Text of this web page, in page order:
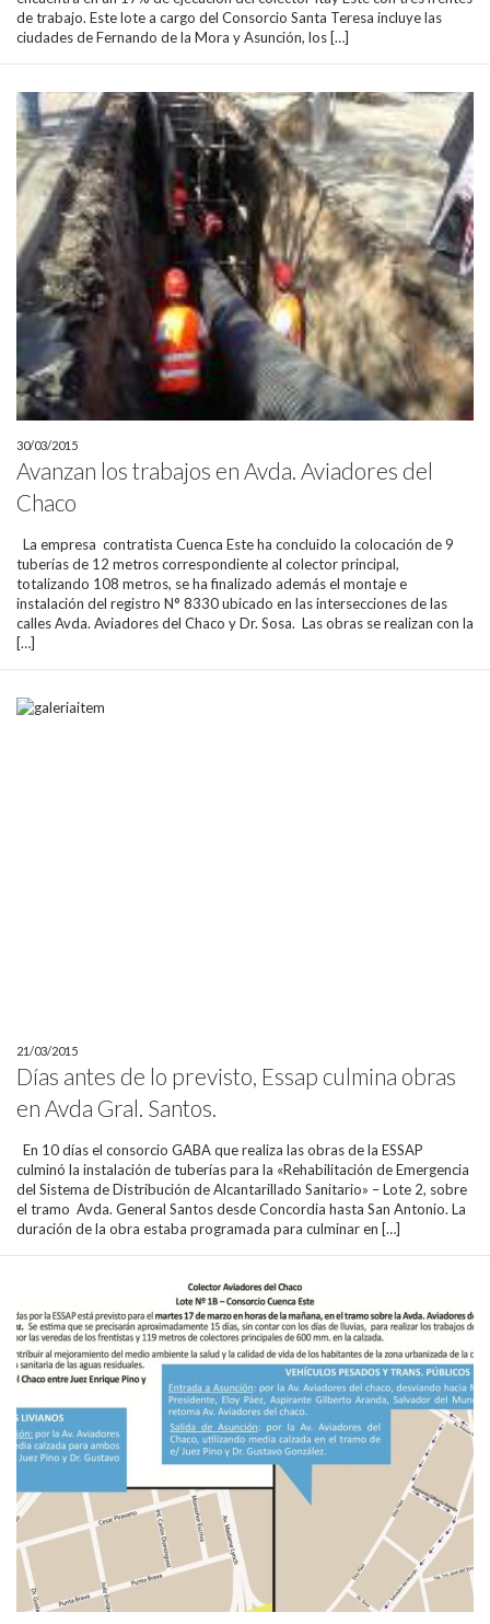
de trabajo. Este lote a cargo del Consorcio Santa Teresa incluye las
ciudades de Fernando de la Mora y Asunción, los […]
30/03/2015
Avanzan los trabajos en Avda. Aviadores del
Chaco
La empresa contratista Cuenca Este ha concluido la colocación de 9
tuberías de 12 metros correspondiente al colector principal,
totalizando 108 metros, se ha finalizado además el montaje e
instalación del registro N° 8330 ubicado en las intersecciones de las
calles Avda. Aviadores del Chaco y Dr. Sosa. Las obras se realizan con la
[…]
21/03/2015
Días antes de lo previsto, Essap culmina obras
en Avda Gral. Santos.
En 10 días el consorcio GABA que realiza las obras de la ESSAP
culminó la instalación de tuberías para la «Rehabilitación de Emergencia
del Sistema de Distribución de Alcantarillado Sanitario» – Lote 2, sobre
el tramo Avda. General Santos desde Concordia hasta San Antonio. La
duración de la obra estaba programada para culminar en […]